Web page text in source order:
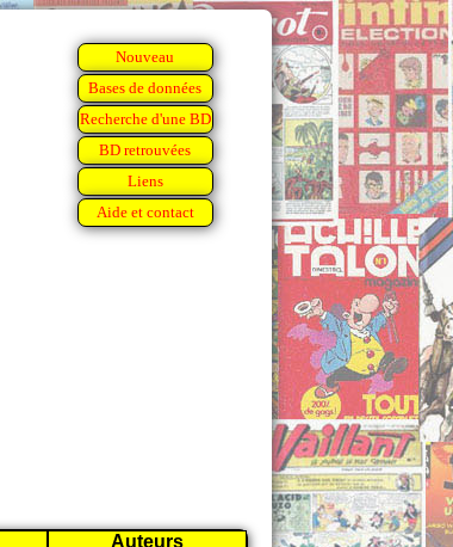
Nouveau
Bases de données
Recherche d'une BD
BD retrouvées
Liens
Aide et contact
Auteurs